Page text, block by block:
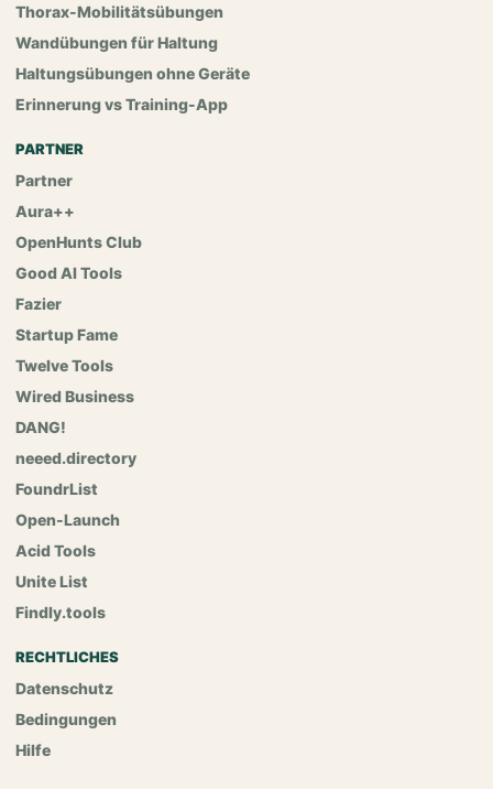
Thorax-Mobilitätsübungen
Wandübungen für Haltung
Haltungsübungen ohne Geräte
Erinnerung vs Training-App
PARTNER
Partner
Aura++
OpenHunts Club
Good AI Tools
Fazier
Startup Fame
Twelve Tools
Wired Business
DANG!
neeed.directory
FoundrList
Open-Launch
Acid Tools
Unite List
Findly.tools
RECHTLICHES
Datenschutz
Bedingungen
Hilfe